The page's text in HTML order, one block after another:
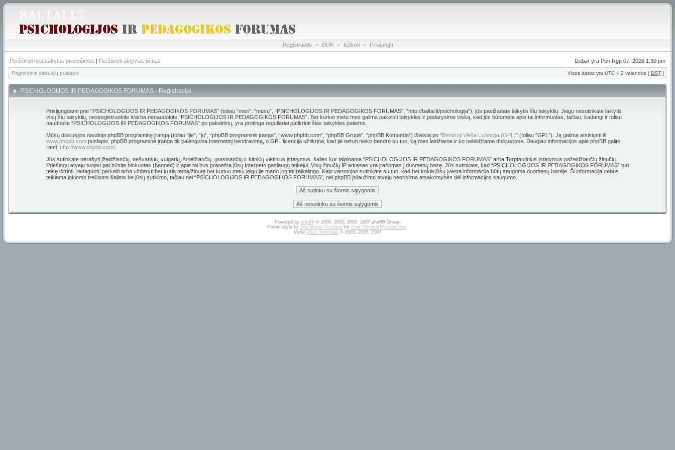
Registruotis • DUK • Ieškoti • Prisijungti
Peržiūrėti neatsakytus pranešimus | Peržiūrėti aktyvias temas Dabar yra Pen Rgp 07, 2026 1:30 pm
Pagrindinis diskusijų puslapis Visos datos yra UTC + 2 valandos [ DST ]
PSICHOLOGIJOS IR PEDAGOGIKOS FORUMAS - Registracija
Prisijungdami prie “PSICHOLOGIJOS IR PEDAGOGIKOS FORUMAS” (toliau “mes”, “mūsų”, “PSICHOLOGIJOS IR PEDAGOGIKOS FORUMAS”, “http://baltai.lt/psichologija”), jūs pasižadate laikytis šių taisyklių. Jeigu nesutinkate laikytis
visų šių taisyklių, nesiregistruokite ir/arba nenaudokite “PSICHOLOGIJOS IR PEDAGOGIKOS FORUMAS”. Bet kuriuo metu mes galima pakeisti taisykles ir padarysime viską, kad jūs būtumėte apie tai informuotas, tačiau, kadangi ir toliau
naudosite “PSICHOLOGIJOS IR PEDAGOGIKOS FORUMAS” po pakeitimų, yra protinga reguliariai patikrinti šias taisykles patiems.
Mūsų diskusijos naudoja phpBB programinę įrangą (toliau “jie”, “jų”, “phpBB programinė įranga”, “www.phpbb.com”, “phpBB Grupė”, “phpBB Komanda”) išleistą po “Bendroji Vieša Licencija (GPL)” (toliau “GPL”). Ją galima atsisiųsti iš
www.phpbb.com puslapio. phpBB programinė įranga tik palengvina Internetinį bendravimą, o GPL licencija užtikrina, kad jie neturi nieko bendro su tuo, ką mes leidžiame ir ko neleidžiame diskusijose. Daugiau informacijos apie phpBB galite
rasti: http://www.phpbb.com/
Jūs sutinkate nerašyti įžeidžiančių, nešvankių, vulgarių, šmeižiančių, grasinančių ir kitokių vietinius įstatymus, šalies kur talpinama “PSICHOLOGIJOS IR PEDAGOGIKOS FORUMAS” arba Tarptautinius Įstatymus pažeidžiančių žinučių.
Priešingu atveju tuojau pat būsite blokuotas (banned) ir apie tai bus pranešta jūsų Interneto paslaugų teikėjui. Visų žinučių IP adresas yra įrašomas į duomenų bazę. Jūs sutinkate, kad “PSICHOLOGIJOS IR PEDAGOGIKOS FORUMAS” turi
teisę ištrinti, redaguoti, perkelti arba uždaryti bet kurią temą/žinutę bet kuriuo metu jeigu jie mano jog tai reikalinga. Kaip vartotojas sutinkate su tuo, kad bet kokia jūsų įvesta informacija būtų saugoma duomenų bazėje. Ši informacija nebus
teikiama jokioms trečioms šalims be jūsų sutikimo, tačiau nei “PSICHOLOGIJOS IR PEDAGOGIKOS FORUMAS”, nei phpBB įsilaužimo atveju neprisiima atsakomybės dėl informacijos saugumo.
Powered by phpBB© 2000, 2002, 2005, 2007 phpBB Group.
Forum style by Vjacheslav Trushkin for Free Forums/ DivisionCore.
Vertė Vilius Šumskas © 2003, 2005, 2007